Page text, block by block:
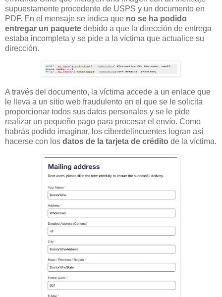
supuestamente procedente de USPS y un documento en
PDF. En el mensaje se indica que no se ha podido
entregar un paquete debido a que la dirección de entrega
estaba incompleta y se pide a la víctima que actualice su
dirección.
A través del documento, la víctima accede a un enlace que
le lleva a un sitio web fraudulento en el que se le solicita
proporcionar todos sus datos personales y se le pide
realizar un pequeño pago para procesar el envío. Como
habrás podido imaginar, los ciberdelincuentes logran así
hacerse con los datos de la tarjeta de crédito de la víctima.